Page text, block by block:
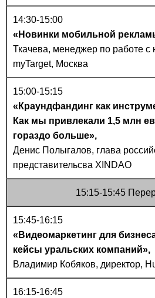
14:30-15:00
«Новинки мобильной
Ткачева, менеджер по работе с
myTarget, Москва
15:00-15:15
«Краундфандинг как
Как мы привлекали 1,5 млн
гораздо больше»,
Денис Полыгалов, глава
представительсва XINDAO
15:15-15:45
15:45-16:15
«Видеомаркетинг для
кейсы уральских компаний»,
Владимир Кобяков, директор,
16:15-16:45